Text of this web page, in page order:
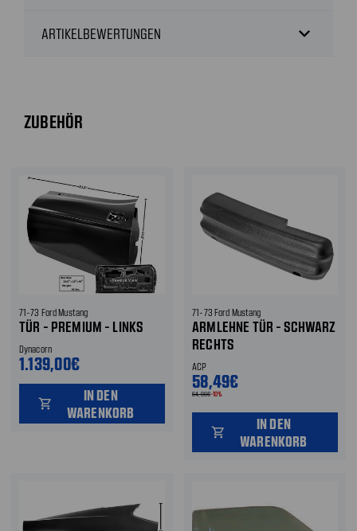
ARTIKELBEWERTUNGEN expand_more
ZUBEHÖR
71-73 Ford Mustang
TÜR - PREMIUM - LINKS
Dynacorn
1.139,00€
shopping_cart
IN DEN
WARENKORB
71-73 Ford Mustang
ARMLEHNE TÜR - SCHWARZ
RECHTS
ACP
58,49€
64,99€-10%
shopping_cart
IN DEN
WARENKORB